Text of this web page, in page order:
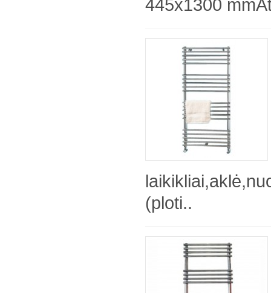
445x1300
(ploti..